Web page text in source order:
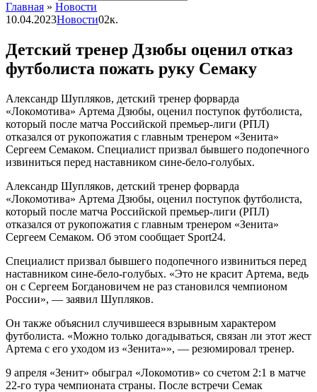
Главная » Новости
10.04.2023Новости02к.
Детский тренер Дзюбы оценил отказ
футболиста пожать руку Семаку
Александр Шупляков, детский тренер форварда
«Локомотива» Артема Дзюбы, оценил поступок футболиста,
который после матча Российской премьер-лиги (РПЛ)
отказался от рукопожатия с главным тренером «Зенита»
Сергеем Семаком. Специалист призвал бывшего подопечного
извиниться перед наставником сине-бело-голубых.
Александр Шупляков, детский тренер форварда
«Локомотива» Артема Дзюбы, оценил поступок футболиста,
который после матча Российской премьер-лиги (РПЛ)
отказался от рукопожатия с главным тренером «Зенита»
Сергеем Семаком. Об этом сообщает Sport24.
Специалист призвал бывшего подопечного извиниться перед
наставником сине-бело-голубых. «Это не красит Артема, ведь
он с Сергеем Богдановичем не раз становился чемпионом
России», — заявил Шупляков.
Он также объяснил случившееся взрывным характером
футболиста. «Можно только догадываться, связан ли этот жест
Артема с его уходом из «Зенита»», — резюмировал тренер.
9 апреля «Зенит» обыграл «Локомотив» со счетом 2:1 в матче
22-го тура чемпионата страны. После встречи Семак